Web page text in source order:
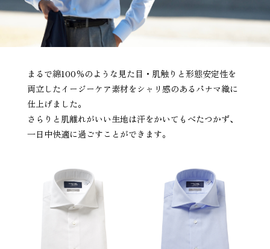
まるで綿100％のような見た目・肌触りと形態安定性を
両立したイージーケア素材をシャリ感のあるパナマ織に
仕上げました。
さらりと肌離れがいい生地は汗をかいてもべたつかず、
一日中快適に過ごすことができます。